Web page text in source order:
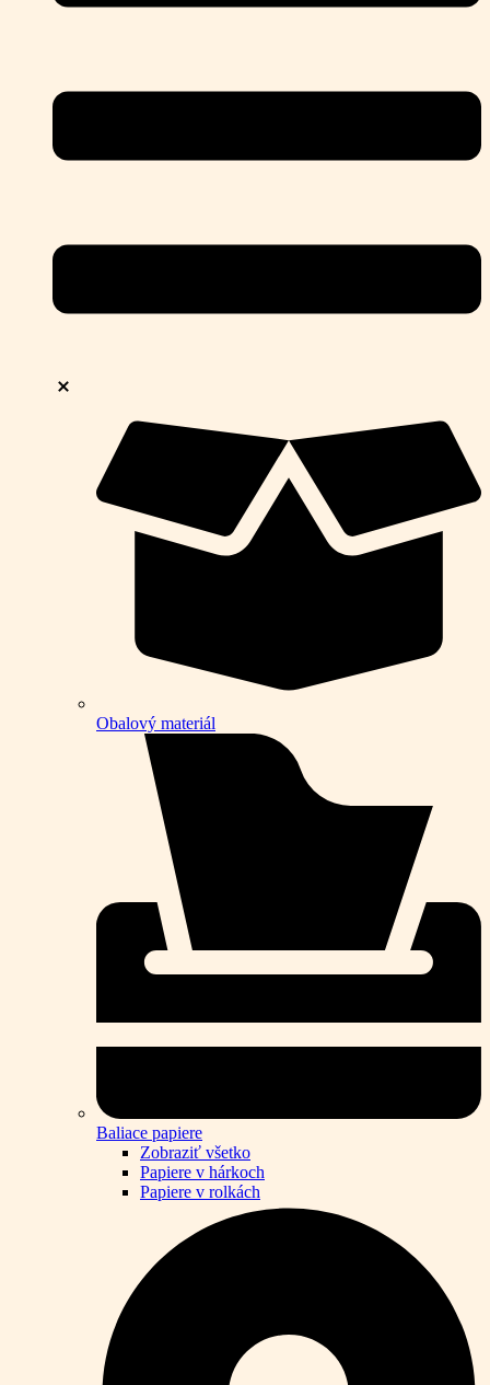
Obalový materiál
Baliace papiere
Zobraziť všetko
Papiere v hárkoch
Papiere v rolkách